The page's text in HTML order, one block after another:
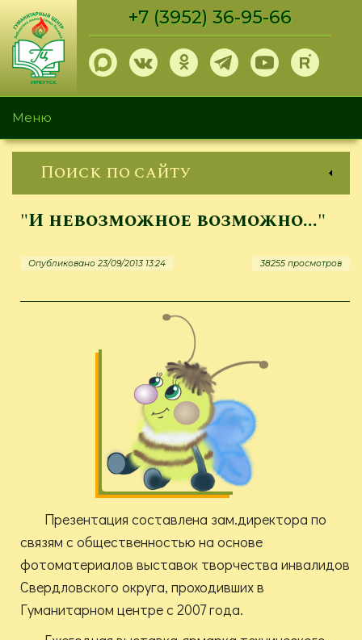
Перейти
основному
содержанию
+7 (3952) 36-95-66
Меню
Поиск по сайту
"И невозможное возможно..."
Опубликовано 23/09/2013 13:24 38255 просмотров
Презентация составлена зам.директора по
связям с общественностью на основе
фотоматериалов выставок творчества инвалидов
Свердловского округа, проходивших в
Гуманитарном центре с 2007 года.